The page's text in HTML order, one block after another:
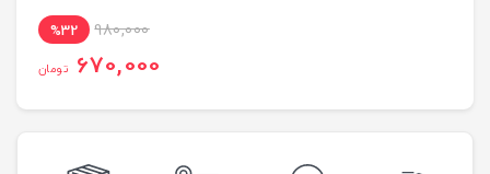
980,000
%32
670,000 تومان